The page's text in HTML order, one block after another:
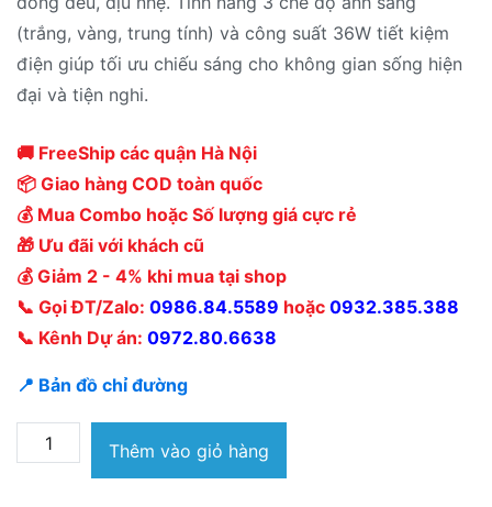
(trắng, vàng, trung tính) và công suất 36W tiết kiệm
điện giúp tối ưu chiếu sáng cho không gian sống hiện
đại và tiện nghi.
🚚 FreeShip các quận Hà Nội
📦 Giao hàng COD toàn quốc
💰 Mua Combo hoặc Số lượng giá cực rẻ
🎁 Ưu đãi với khách cũ
💰 Giảm 2 - 4% khi mua tại shop
📞 Gọi ĐT/Zalo: 0986.84.5589 hoặc 0932.385.388
📞 Kênh Dự án: 0972.80.6638
📍 Bản đồ chỉ đường
Đèn
ốp
Thêm vào giỏ hàng